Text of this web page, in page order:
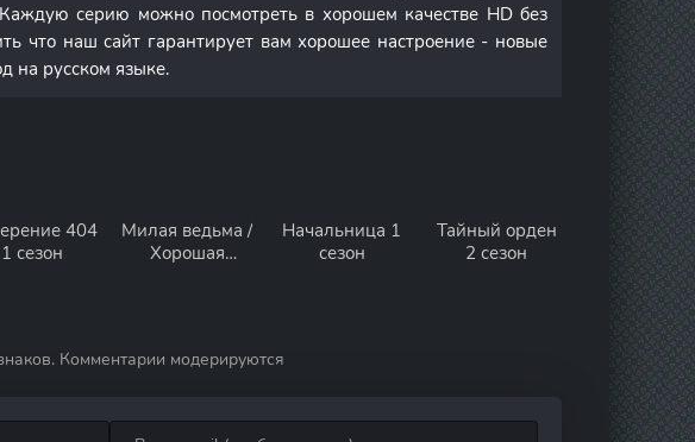
серию можно посмотреть в хорошем качестве HD без
что наш сайт гарантирует вам хорошее настроение - новые
на русском языке.
404
1 сезон
Милая ведьма /
Хорошая
Начальница 1
сезон
Тайный орден
2 сезон
Комментарии модерируются